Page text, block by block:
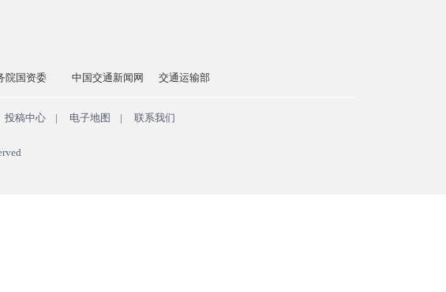
院国资委 中国交通新闻网 交通运输部
投稿中心 | 电子地图 |
联系我们